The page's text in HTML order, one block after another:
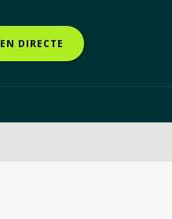
EN DIRECTE